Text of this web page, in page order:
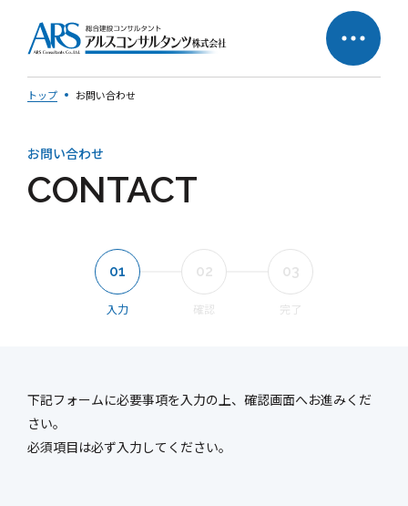
取り組み
会社の歩み
50周年特設ページ
新社屋特設ページ
トップ お問い合わせ
お問い合わせ
CONTACT
01
入力
02
確認
03
完了
下記フォームに必要事項を入力の上、確認画面へお進みくだ
さい。
必須項目は必ず入力してください。